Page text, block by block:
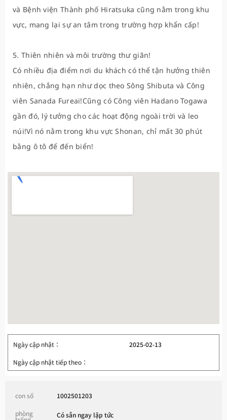
con số 1002501203
phòng Có sẵn ngay lập tức
và Bệnh viện Thành phố Hiratsuka cũng nằm trong khu
vực, mang lại sự an tâm trong trường hợp khẩn cấp!
5. Thiên nhiên và môi trường thư giãn!
Có nhiều địa điểm nơi du khách có thể tận hưởng thiên
nhiên, chẳng hạn như dọc theo Sông Shibuta và Công
viên Sanada Fureai!Cũng có Công viên Hadano Togawa
gần đó, lý tưởng cho các hoạt động ngoài trời và leo
núi!Vì nó nằm trong khu vực Shonan, chỉ mất 30 phút
bằng ô tô để đến biển!
Ngày cập nhật： 2025-02-13
Ngày cập nhật tiếp theo：